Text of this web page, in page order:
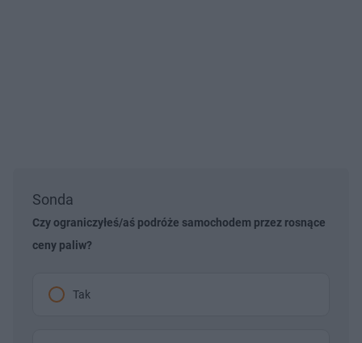
Sonda
Czy ograniczyłeś/aś podróże samochodem przez rosnące
ceny paliw?
Tak